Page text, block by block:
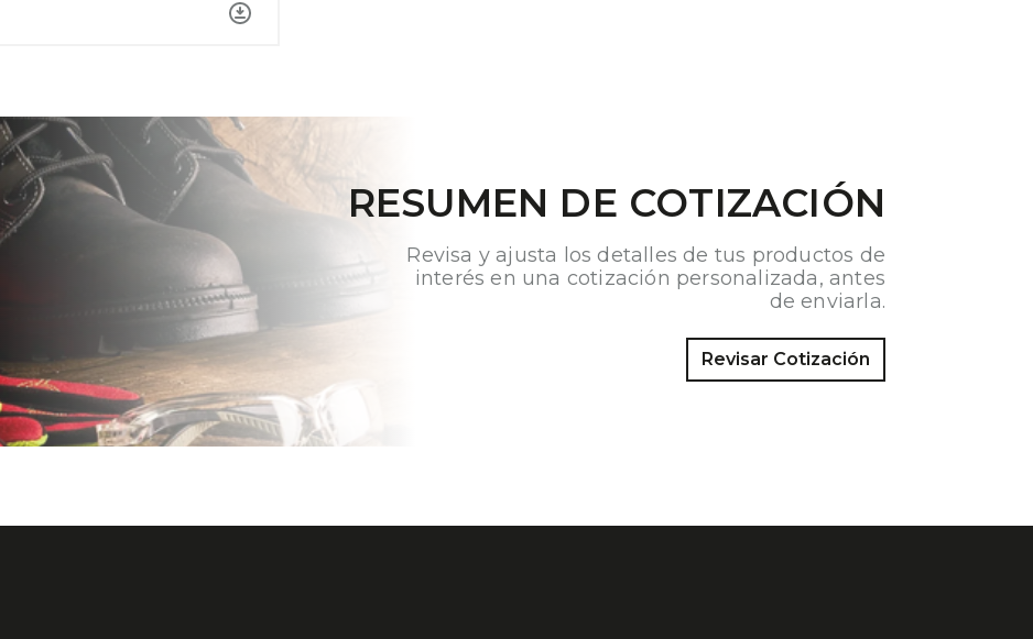
RESUMEN DE COTIZACIÓN
Revisa y ajusta los detalles de tus productos de
interés en una cotización personalizada, antes
de enviarla.
Revisar Cotización